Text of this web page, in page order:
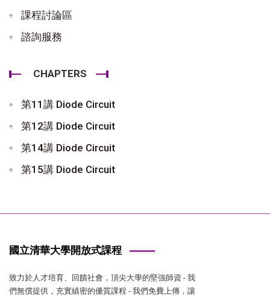
課程討論區
諮詢服務
CHAPTERS
第11講 Diode Circuit
第12講 Diode Circuit
第14講 Diode Circuit
第15講 Diode Circuit
國立清華大學開放式課程
致力於人才培育、回饋社會，頂尖大學的堅強師資 - 我
們無償提供，充實縝密的優質課程 - 我們免費上傳，讓